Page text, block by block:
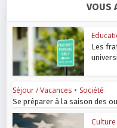
VOUS
Les
Séjour / Vacances • Société
Se préparer à la saison des
Culture